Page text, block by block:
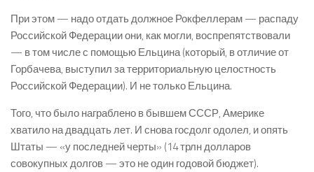
При этом — надо отдать должное Рокфеллерам — распаду
Российской Федерации они, как могли, воспрепятствовали
— в том числе с помощью Ельцина (который, в отличие от
Горбачева, выступил за территориальную целостность
Российской Федерации). И не только Ельцина.
Того, что было награблено в бывшем СССР, Америке
хватило на двадцать лет. И снова госдолг одолел, и опять
Штаты — «у последней черты» (14 трлн долларов
совокупных долгов — это не один годовой бюджет).